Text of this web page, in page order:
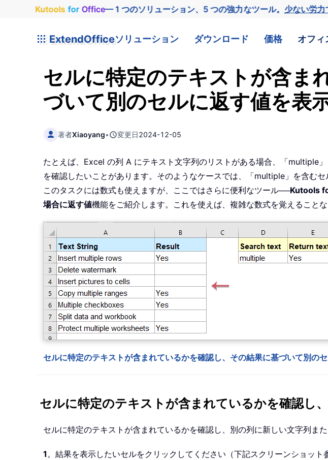
Kutools for Office— 1 つのソリューション、5 つの強力なツール。少ない労
ExtendOfficeソリューション ダウンロード 価格 オフ
セルに特定のテキストが含ま
づいて別のセルに返す値を表
著者Xiaoyang• 変更日2024-12-05
たとえば、Excel の列 A にテキスト文字列のリストがある場合、「multiple
を確認したいことがあります。そのようなケースでは、「multiple」を含むセ
このタスクには数式も使えますが、ここではさらに便利なツール──Kutools
場合に返す値機能をご紹介します。これを使えば、複雑な数式を覚えること
セルに特定のテキストが含まれているかを確認し、その結果に基づいて別の
セルに特定のテキストが含まれているかを確認し
セルに特定のテキストが含まれているかを確認し、別の列に新しい文字列ま
1。結果を表示したいセルをクリックしてください（下記スクリーンショット